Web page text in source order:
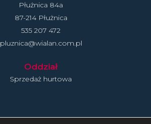
Płużnica 84a
87-214 Płużnica
535 207 472
pluznica@wialan.com.pl
Oddział
Sprzedaż hurtowa